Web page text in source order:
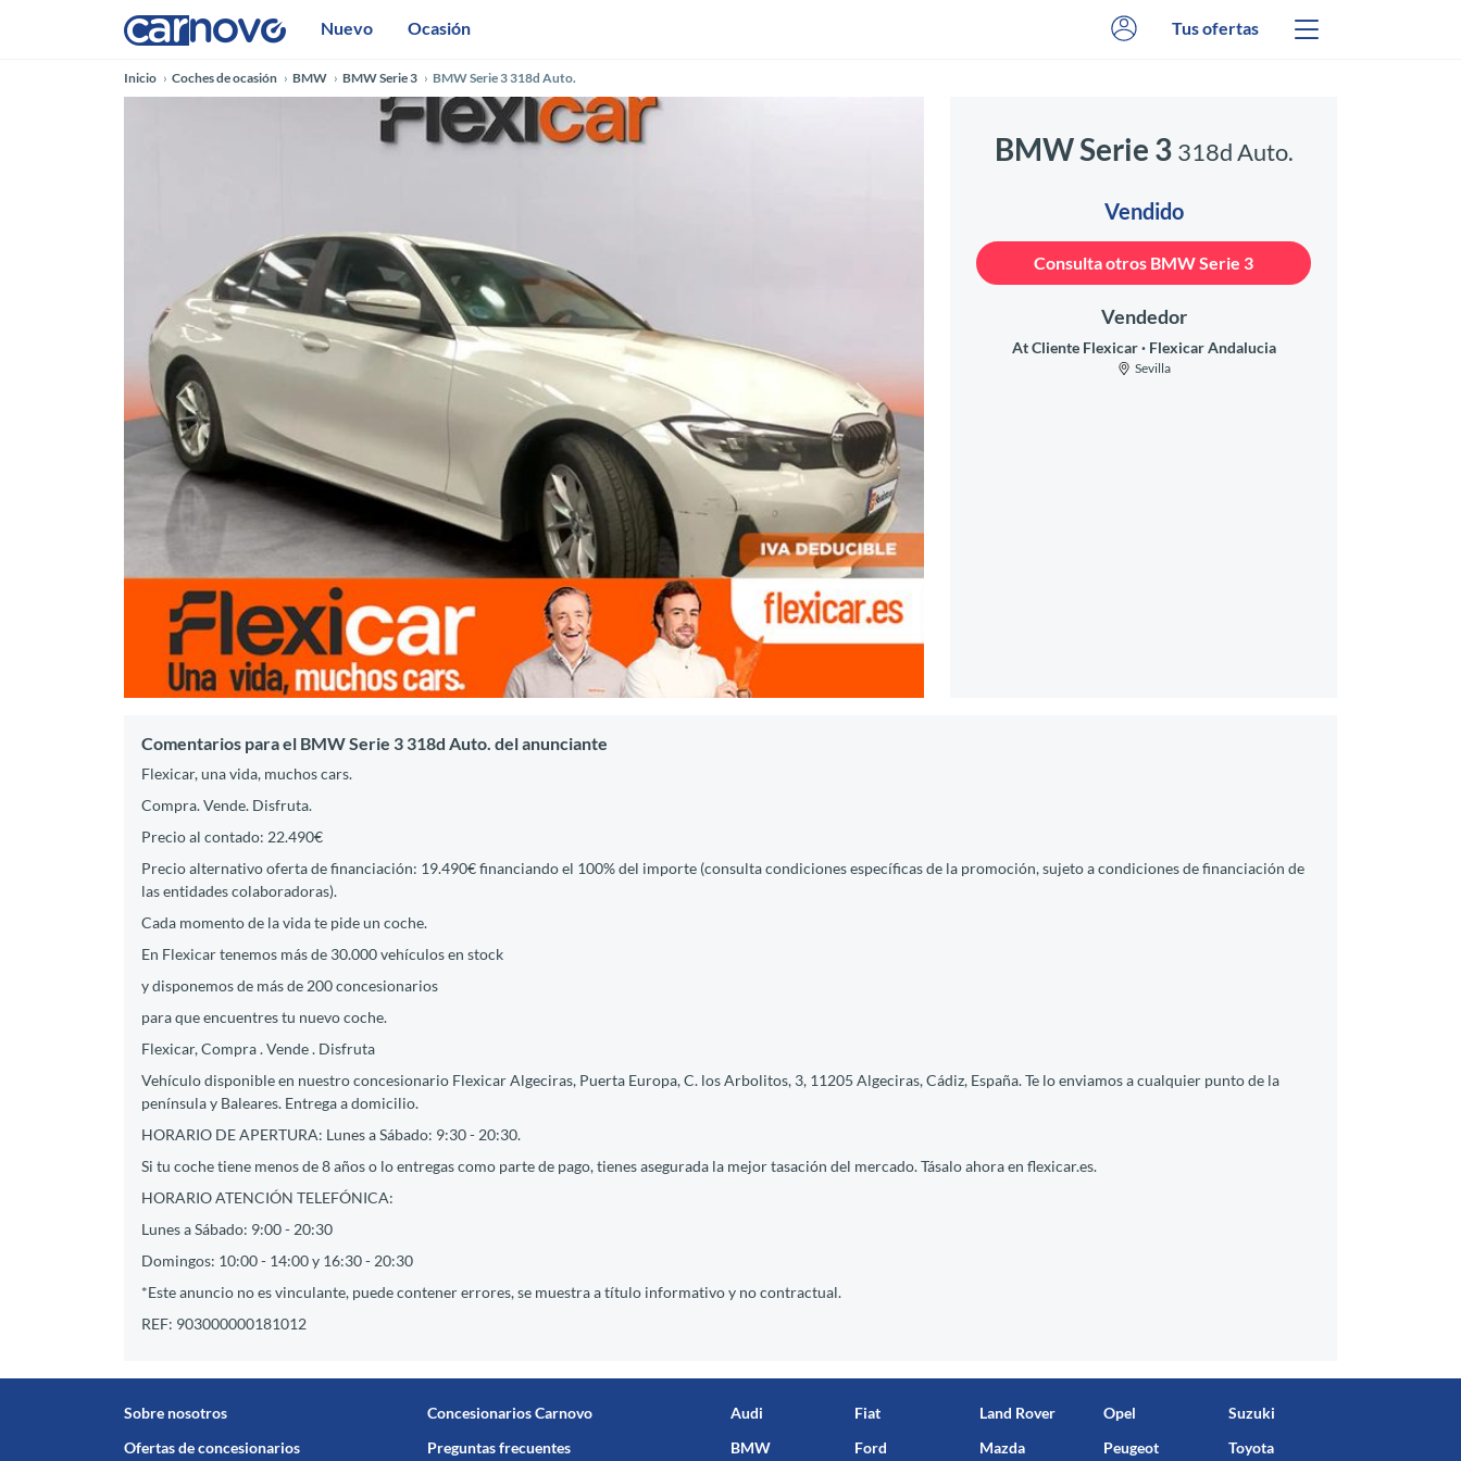
Nuevo Ocasión Tus ofertas
Inicio Coches de ocasión BMW BMW Serie 3 BMW Serie 3 318d Auto.
Anterior Siguiente
BMW Serie 3 318d Auto.
Vendido
Consulta otros BMW Serie 3
Vendedor
At Cliente Flexicar Flexicar Andalucia
Sevilla
Comentarios para el BMW Serie 3 318d Auto. del anunciante
Flexicar, una vida, muchos cars.
Compra. Vende. Disfruta.
Precio al contado: 22.490€
Precio alternativo oferta de financiación: 19.490€ financiando el 100% del importe (consulta condiciones específicas de la promoción, sujeto a condiciones de financiación de
las entidades colaboradoras).
Cada momento de la vida te pide un coche.
En Flexicar tenemos más de 30.000 vehículos en stock
y disponemos de más de 200 concesionarios
para que encuentres tu nuevo coche.
Flexicar, Compra . Vende . Disfruta
Vehículo disponible en nuestro concesionario Flexicar Algeciras, Puerta Europa, C. los Arbolitos, 3, 11205 Algeciras, Cádiz, España. Te lo enviamos a cualquier punto de la
península y Baleares. Entrega a domicilio.
HORARIO DE APERTURA: Lunes a Sábado: 9:30 - 20:30.
Si tu coche tiene menos de 8 años o lo entregas como parte de pago, tienes asegurada la mejor tasación del mercado. Tásalo ahora en flexicar.es.
HORARIO ATENCIÓN TELEFÓNICA:
Lunes a Sábado: 9:00 - 20:30
Domingos: 10:00 - 14:00 y 16:30 - 20:30
*Este anuncio no es vinculante, puede contener errores, se muestra a título informativo y no contractual.
REF: 903000000181012
Sobre nosotros
Ofertas de concesionarios
Concesionarios Carnovo
Preguntas frecuentes
Audi
BMW
Fiat
Ford
Land Rover
Mazda
Opel
Peugeot
Suzuki
Toyota